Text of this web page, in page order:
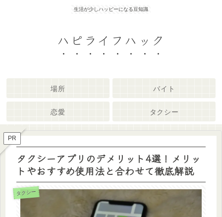
生活が少しハッピーになる豆知識
ハピライフハック
場所 バイト
恋愛 タクシー
PR
タクシーアプリのデメリット4選！メリッ
トやおすすめ使用法と合わせて徹底解説
タクシー